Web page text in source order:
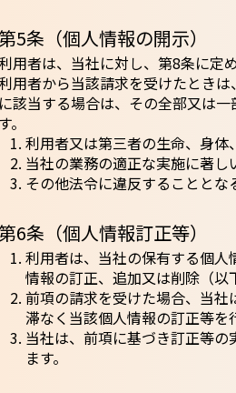
5条（個人情報の開示）
用者は、当社に対し、第8条に定
用者から当該請求を受けたとき
に該当する場合は、その全部又は
す。
利用者又は第三者の生命、身
当社の業務の適正な実施に著
その他法令に違反することとな
6条（個人情報訂正等）
利用者は、当社の保有する個
情報の訂正、追加又は削除（以
前項の請求を受けた場合、当
滞なく当該個人情報の訂正等を
当社は、前項に基づき訂正等
ます。